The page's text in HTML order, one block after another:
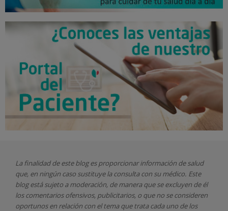
La finalidad de este blog es proporcionar información de salud
que, en ningún caso sustituye la consulta con su médico. Este
blog está sujeto a moderación, de manera que se excluyen de él
los comentarios ofensivos, publicitarios, o que no se consideren
oportunos en relación con el tema que trata cada uno de los